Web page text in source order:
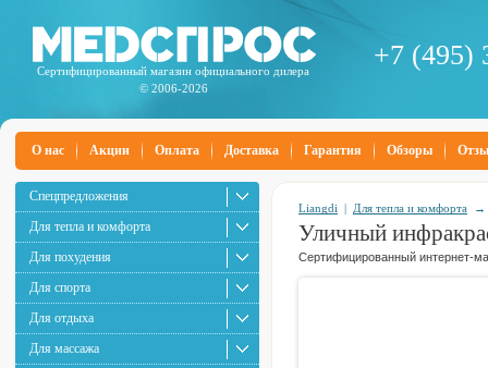
Сертифицированный магазин официального дилера
© 2006-2026
+7 (495)
О нас Акции Оплата Доставка Гарантия Обзоры
Спецпредложения
Для тепла и комфорта
Для похудения
Для спорта
Для отдыха
Для массажа
Liangdi | Для тепла и комфорта
Уличный
Сертифицированный интернет-